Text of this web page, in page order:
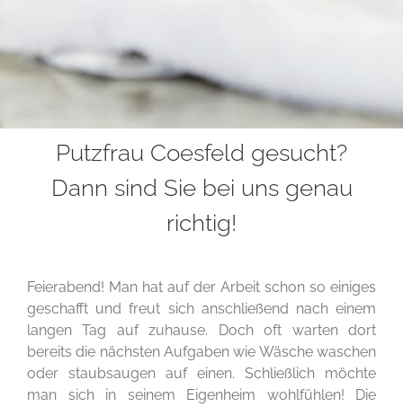
Putzfrau Coesfeld gesucht?
Dann sind Sie bei uns genau
richtig!
Feierabend! Man hat auf der Arbeit schon so einiges
geschafft und freut sich anschließend nach einem
langen Tag auf zuhause. Doch oft warten dort
bereits die nächsten Aufgaben wie Wäsche waschen
oder staubsaugen auf einen. Schließlich möchte
man sich in seinem Eigenheim wohlfühlen! Die